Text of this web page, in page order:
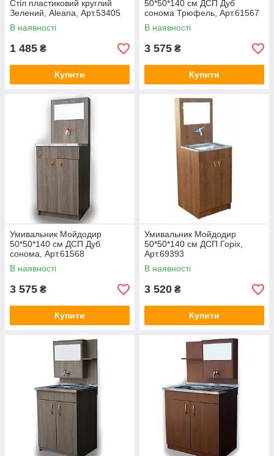
Стіл пластиковий круглий
Зелений, Aleana, Арт.53405
В наявності
1 485 ₴
Купити
50*50*140 см ДСП Дуб
сонома Трюфель, Арт.61567
В наявності
3 575 ₴
Купити
Умивальник Мойдодир
50*50*140 см ДСП Дуб
сонома, Арт.61568
В наявності
3 575 ₴
Купити
Умивальник Мойдодир
50*50*140 см ДСП Горіх,
Арт.69393
В наявності
3 520 ₴
Купити